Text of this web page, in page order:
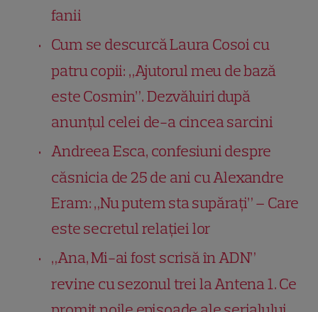
fanii
Cum se descurcă Laura Cosoi cu
patru copii: „Ajutorul meu de bază
este Cosmin”. Dezvăluiri după
anunțul celei de-a cincea sarcini
Andreea Esca, confesiuni despre
căsnicia de 25 de ani cu Alexandre
Eram: „Nu putem sta supărați” – Care
este secretul relației lor
„Ana, Mi-ai fost scrisă în ADN”
revine cu sezonul trei la Antena 1. Ce